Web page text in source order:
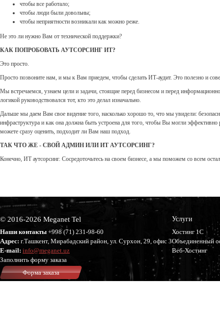
чтобы все работало;
чтобы люди были довольны;
чтобы неприятности возникали как можно реже.
Не это ли нужно Вам от технической поддержки?
КАК ПОПРОБОВАТЬ АУТСОРСИНГ ИТ?
Это просто.
Просто позвоните нам, и мы к Вам приедем, чтобы сделать ИТ-аудит. Это полезно и
Мы встречаемся, узнаем цели и задачи, стоящие перед бизнесом и перед
логикой руководствовался тот, кто это делал изначально.
Дальше мы даем Вам свое видение того, насколько хорошо то, что мы увидели:
инфраструктура и как она должна быть устроена для того, чтобы Вы могли
можете сразу оценить, подходит ли Вам наш подход.
ТАК ЧТО ЖЕ - СВОЙ АДМИН ИЛИ ИТ АУТСОРСИНГ?
Конечно, ИТ аутсорсинг. Сосредоточьтесь на своем бизнесе, а мы поможем со всем
© 2016-2026 Meganet Tel
Наши контакты +998 (71) 231-98-60
Адрес: г.Ташкент, Мирабадский район, ул. Сурхон, 29, офис 3
E-mail: info@meganet.uz
Заполнить форму заказа
Форма заказа
Услуги
Хостинг 1С
Объединенный
Веб-Хостинг